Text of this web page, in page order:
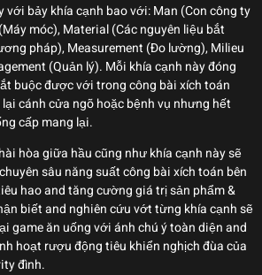
với bảy khía cạnh bao với: Man (Con công ty
móc), Material (Các nguyên liệu bắt
pháp), Measurement (Đo lường), Milieu
(Quản lý). Mỗi khía cạnh này đóng
buộc được với trong công bài xích toán
cánh cửa ngõ hoặc bệnh vụ nhưng hết
cấp mang lại.
hòa giữa hầu cũng như khía cạnh này sẽ
sâu năng suất công bài xích toán bên
hao and tăng cường giá trị sản phẩm &
biết and nghiên cứu vớt từng khía cạnh sẽ
game ăn uống với ánh chú ý toàn diện and
hoạt rượu động tiêu khiển nghịch đùa của
đình.